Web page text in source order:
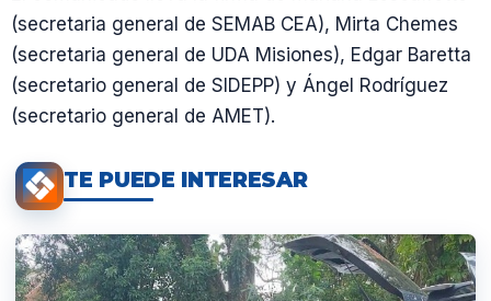
(secretaria general de SEMAB CEA), Mirta Chemes
(secretaria general de UDA Misiones), Edgar Baretta
(secretario general de SIDEPP) y Ángel Rodríguez
(secretario general de AMET).
TE PUEDE INTERESAR